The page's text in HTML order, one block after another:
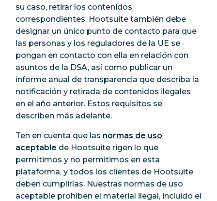
su caso, retirar los contenidos
correspondientes. Hootsuite también debe
designar un único punto de contacto para que
las personas y los reguladores de la UE se
pongan en contacto con ella en relación con
asuntos de la DSA, así como publicar un
informe anual de transparencia que describa la
notificación y retirada de contenidos ilegales
en el año anterior. Estos requisitos se
describen más adelante.
Ten en cuenta que las normas de uso
aceptable de Hootsuite rigen lo que
permitimos y no permitimos en esta
plataforma, y todos los clientes de Hootsuite
deben cumplirlas. Nuestras normas de uso
aceptable prohíben el material ilegal, incluido el